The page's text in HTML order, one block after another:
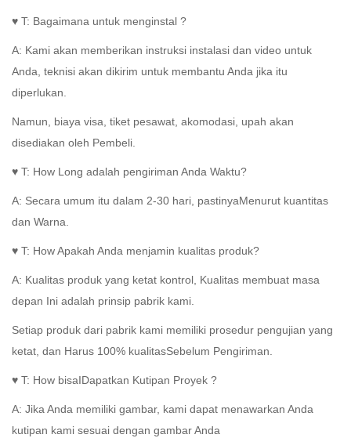
♥ T: Bagaimana untuk menginstal ?
A: Kami akan memberikan instruksi instalasi dan video untuk
Anda, teknisi akan dikirim untuk membantu Anda jika itu
diperlukan.
Namun, biaya visa, tiket pesawat, akomodasi, upah akan
disediakan oleh Pembeli.
♥ T: How Long adalah pengiriman Anda Waktu?
A: Secara umum itu dalam 2-30 hari, pastinyaMenurut kuantitas
dan Warna.
♥ T: How Apakah Anda menjamin kualitas produk?
A: Kualitas produk yang ketat kontrol, Kualitas membuat masa
depan Ini adalah prinsip pabrik kami.
Setiap produk dari pabrik kami memiliki prosedur pengujian yang
ketat, dan Harus 100% kualitasSebelum Pengiriman.
♥ T: How bisaIDapatkan Kutipan Proyek ?
A: Jika Anda memiliki gambar, kami dapat menawarkan Anda
kutipan kami sesuai dengan gambar Anda